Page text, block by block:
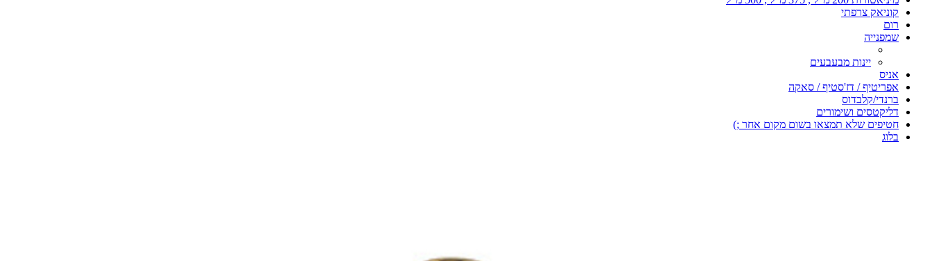
קוניאק צרפתי
רום
שמפנייה
יינות מבעבעים
אניס
אפריטיף / דז'סטיף / סאקה
ברנדי/קלבדוס
דליקטסים ושימורים
חטיפים שלא תמצאו בשום מקום אחר ;)
בלוג